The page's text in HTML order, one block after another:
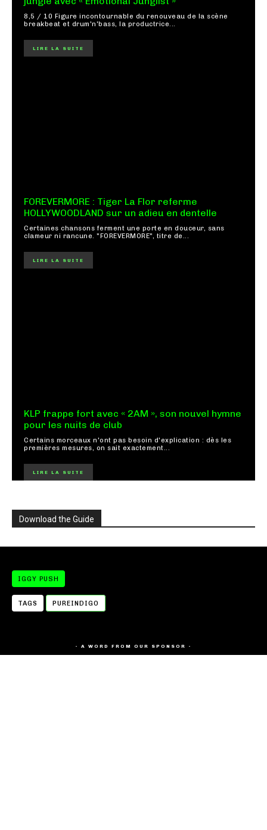
8,5 / 10 Figure incontournable du renouveau de la scène
breakbeat et drum'n'bass, la productrice...
LIRE LA SUITE
FOREVERMORE : Tiger La Flor referme
HOLLYWOODLAND sur un adieu en dentelle
Certaines chansons ferment une porte en douceur, sans
clameur ni rancune. "FOREVERMORE", titre de...
LIRE LA SUITE
KLP frappe fort avec « 2AM », son nouvel hymne
pour les nuits de club
Certains morceaux n'ont pas besoin d'explication : dès les
premières mesures, on sait exactement...
LIRE LA SUITE
Download the Guide
IGGY PUSH
TAGS PUREINDIGO
- A WORD FROM OUR SPONSOR -